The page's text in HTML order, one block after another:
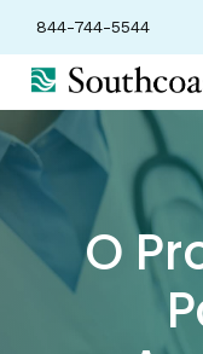
844-744-5544
O